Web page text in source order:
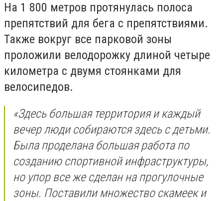
На 1 800 метров протянулась полоса
препятствий для бега с препятствиями.
Также вокруг все парковой зоны
проложили велодорожку длиной четыре
километра с двумя стоянками для
велосипедов.
«Здесь большая территория и каждый
вечер люди собираются здесь с детьми.
Была проделана большая работа по
созданию спортивной инфраструктуры,
но упор все же сделан на прогулочные
зоны. Поставили множество скамеек и